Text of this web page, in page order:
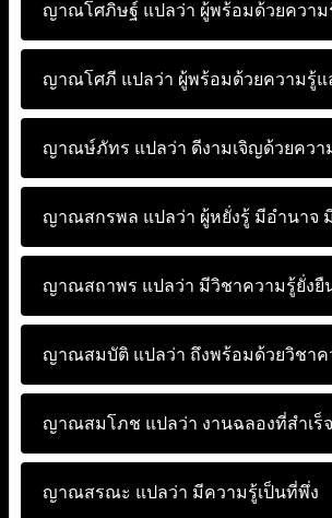
ญาณโศภิษฐ์ แปลว่า ผู้พร้อมด้วยควา
ญาณโศภี แปลว่า ผู้พร้อมด้วยความรู้แ
ญาณษ์ภัทร แปลว่า ดีงามเจิญด้วยควา
ญาณสกรพล แปลว่า ผู้หยั่งรู้ มีอำนาจ
ญาณสถาพร แปลว่า มีวิชาความรู้ยั่งยื
ญาณสมบัติ แปลว่า ถึงพร้อมด้วยวิชาค
ญาณสมโภช แปลว่า งานฉลองที่สำเร็
ญาณสรณะ แปลว่า มีความรู้เป็นที่พึ่ง